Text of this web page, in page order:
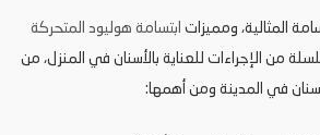
المثالية، ومميزات ابتسامة هوليود المتحركة
من الإجراءات للعناية بالأسنان في المنزل، من
في المدينة ومن أهمها: